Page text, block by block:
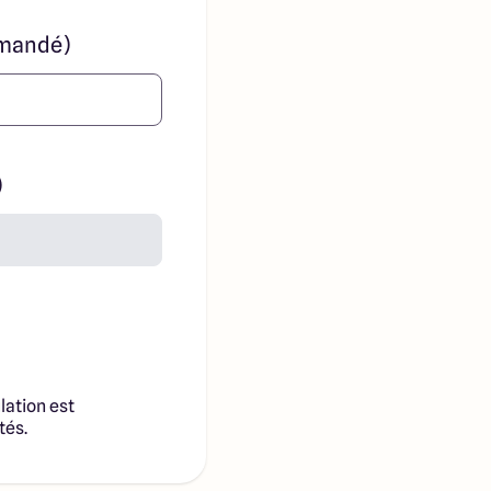
est